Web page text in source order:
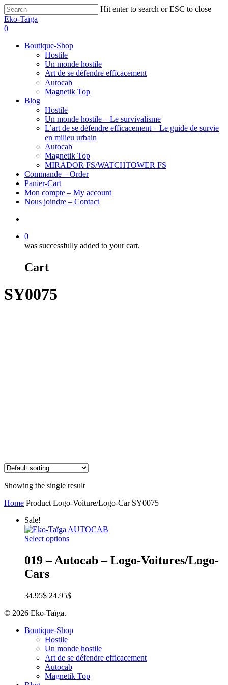
Hit enter to search or ESC to close
Eko-Taïga
0
Boutique-Shop
Hostile
Un monde hostile
Art de se défendre efficacement
Autocab
Magnetik Top
Blog
Hostile
Un monde hostile – Le survivalisme
L’art de se défendre efficacement – Le guide de survie
en milieu urbain
Autocab
Magnetik Top
MIRADOR FS/WATCHTOWER FS
Commande – Order
Panier-Cart
Mon compte – My account
Nous joindre – Contact
0
was successfully added to your cart.
Cart
SY0075
Showing the single result
Home Product Logo-Voiture/Logo-Car SY0075
Sale!
Select options
019 – Autocab – Logo-Voitures/Logo-
Cars
34.95$ 24.95$
© 2026 Eko-Taïga.
Boutique-Shop
Hostile
Un monde hostile
Art de se défendre efficacement
Autocab
Magnetik Top